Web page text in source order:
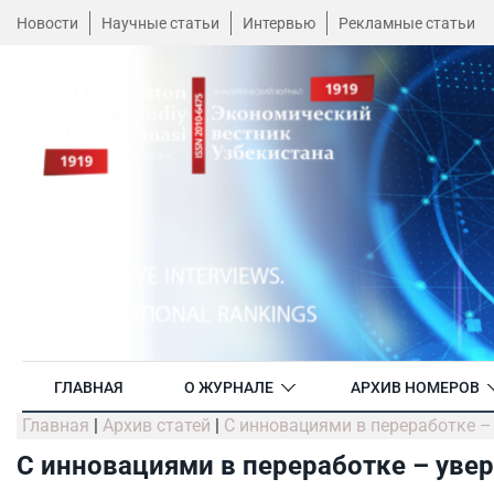
Новости Научные статьи Интервью Рекламные статьи
ГЛАВНАЯ О ЖУРНАЛЕ АРХИВ НОМЕРОВ
Главная | Архив статей | С инновациями в переработке
С инновациями в переработке –